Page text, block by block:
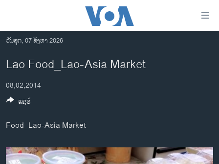
ເຂົ້າ
ຫາ
ຂ້າມ
ຂ້າມ
ຂ້າມ
ໄປ
ຊອກ
ລາວ
ອາເມຣິກາ
ການເລືອກຕັ້ງ ປະທານາທີບໍດີ ສະຫະລັດ 2024
ຂ່າວ​ຈີນ
ເອເຊຍ
ວັນສຸກ, 07 ສິງຫາ 2026
Lao Food_Lao-Asia Market
08,02,2014
Food_Lao-Asia Market
ແຊຣ໌